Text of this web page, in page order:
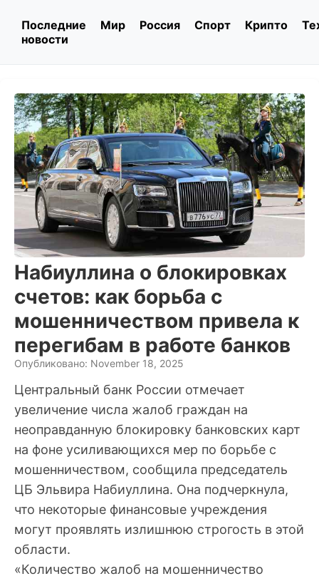
Последние
новости
Мир Россия Спорт Крипто
Набиуллина о блокировках
счетов: как борьба с
мошенничеством привела к
перегибам в работе банков
Опубликовано: November 18, 2025
Центральный банк России отмечает
увеличение числа жалоб граждан на
неоправданную блокировку банковских карт
на фоне усиливающихся мер по борьбе с
мошенничеством, сообщила председатель
ЦБ Эльвира Набиуллина. Она подчеркнула,
что некоторые финансовые учреждения
могут проявлять излишнюю строгость в этой
области.
«Количество жалоб на мошенничество